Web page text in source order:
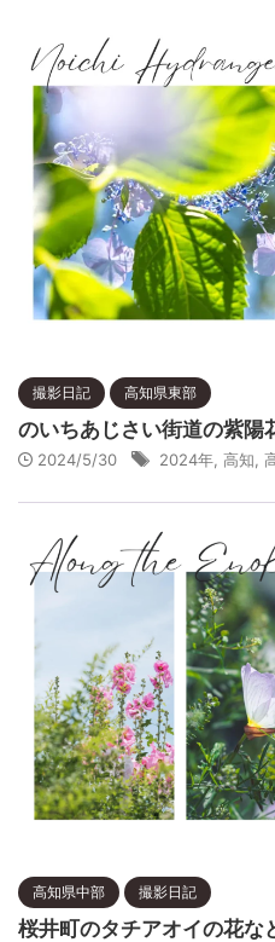
撮影日記 高知県東部
のいちあじさい街道の紫陽
2024/5/30 2024年 高知
高知県中部 撮影日記
桜井町のタチアオイの花な